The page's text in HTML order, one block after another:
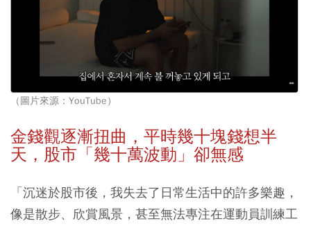
（圖片來源：YouTube）
金錢觀逐漸扭曲，平時幾十塊錢想半
天，股市「幾十萬波動」卻無感
「沉迷於股市後，我失去了日常生活中的許多樂趣，
像是散步、欣賞風景，甚至無法專注在運動員訓練工